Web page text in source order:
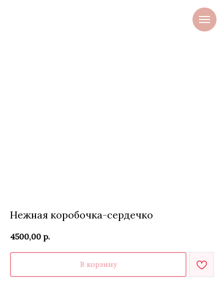
Нежная коробочка-сердечко
4500,00 р.
В корзину